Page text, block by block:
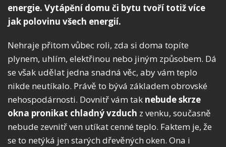
energie. Vytápění domu či bytu tvoří totiž více
jak polovinu všech energií.
Nehraje přitom vůbec roli, zda si doma topíte
plynem, uhlím, elektřinou nebo jiným způsobem. Dá
se však udělat jedna snadná věc, aby vám teplo
nikde neutíkalo. Právě to bývá základem obrovské
nehospodárnosti. Dovnitř vám tak nebude skrze
okna pronikat chladný vzduch z venku, současně
nebude zevnitř ven utíkat cenné teplo. Faktem je, že
se to netýká jen starých dřevěných oken. Ona i